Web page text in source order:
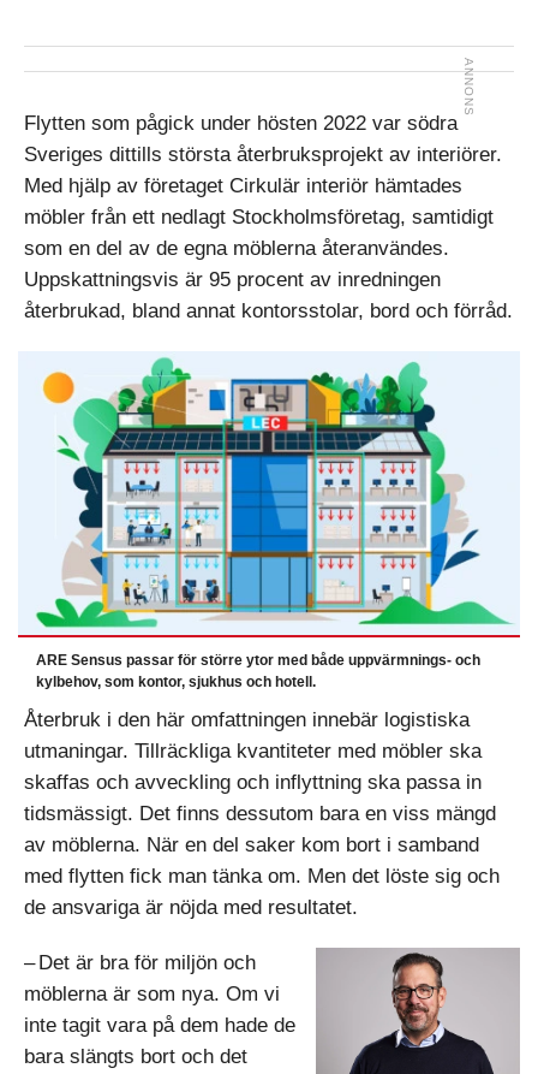
Flytten som pågick under hösten 2022 var södra
Sveriges dittills största återbruksprojekt av interiörer.
Med hjälp av företaget Cirkulär interiör hämtades
möbler från ett nedlagt Stockholmsföretag, samtidigt
som en del av de egna möblerna återanvändes.
Uppskattningsvis är 95 procent av inredningen
återbrukad, bland annat kontorsstolar, bord och förråd.
ARE Sensus passar för större ytor med både uppvärmnings- och
kylbehov, som kontor, sjukhus och hotell.
Återbruk i den här omfattningen innebär logistiska
utmaningar. Tillräckliga kvantiteter med möbler ska
skaffas och avveckling och inflyttning ska passa in
tidsmässigt. Det finns dessutom bara en viss mängd
av möblerna. När en del saker kom bort i samband
med flytten fick man tänka om. Men det löste sig och
de ansvariga är nöjda med resultatet.
– Det är bra för miljön och
möblerna är som nya. Om vi
inte tagit vara på dem hade de
bara slängts bort och det